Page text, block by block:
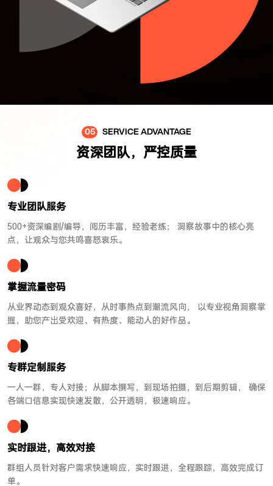
05 SERVICE ADVANTAGE
资深团队，严控质量
专业团队服务
500+资深编剧/编导，阅历丰富，经验老练； 洞察故事中的核心亮
点，让观众与您共鸣喜怒哀乐。
掌握流量密码
从业界动态到观众喜好，从时事热点到潮流风向， 以专业视角洞察掌
握，助您产出受欢迎、有热度、能动人的好作品。
专群定制服务
一人一群，专人对接；从脚本撰写，到现场拍摄，到后期剪辑， 确保
各端口信息实现快速发散，公开透明，极速响应。
实时跟进，高效对接
群组人员针对客户需求快速响应，实时跟进，全程跟踪，高效完成订
单。